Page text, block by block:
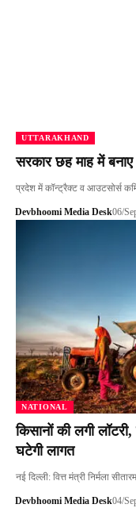
UTTARAKHAND
सरकार छह माह में बनाए
प्रदेश में कॉन्ट्रैक्ट व आउटसोर्स
Devbhoomi Media Desk06/
NATIONAL
किसानों की लगी
घटेगी लागत
नई दिल्ली: वित्त मंत्री निर्मला
Devbhoomi Media Desk04/